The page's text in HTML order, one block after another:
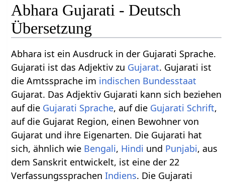
Abhara Gujarati - Deutsch
Übersetzung
Abhara ist ein Ausdruck in der Gujarati Sprache.
Gujarati ist das Adjektiv zu Gujarat. Gujarati ist
die Amtssprache im indischen Bundesstaat
Gujarat. Das Adjektiv Gujarati kann sich beziehen
auf die Gujarati Sprache, auf die Gujarati Schrift,
auf die Gujarat Region, einen Bewohner von
Gujarat und ihre Eigenarten. Die Gujarati hat
sich, ähnlich wie Bengali, Hindi und Punjabi, aus
dem Sanskrit entwickelt, ist eine der 22
VerfassungssprachenIndiens. Die Gujarati